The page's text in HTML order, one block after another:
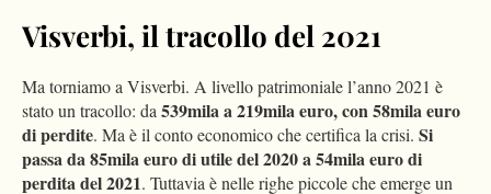
Visverbi, il tracollo del 2021
Ma torniamo a Visverbi. A livello patrimoniale l’anno 2021 è
stato un tracollo: da539mila a 219mila euro, con 58mila euro
di perdite. Ma è il conto economico che certifica la crisi. Si
passa da 85mila euro di utile del 2020 a 54mila euro di
perdita del 2021. Tuttavia è nelle righe piccole che emerge un